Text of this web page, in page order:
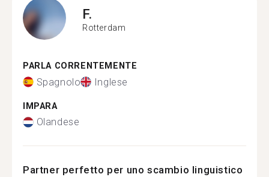
F.
Rotterdam
PARLA CORRENTEMENTE
Spagnolo Inglese
IMPARA
Olandese
Partner perfetto per uno scambio linguistico